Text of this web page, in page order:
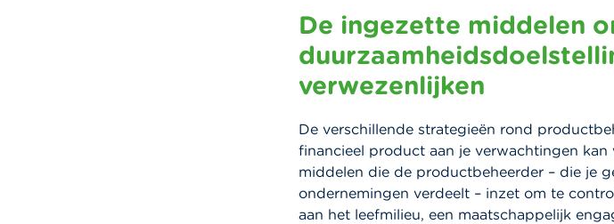
De ingezette middelen
verwezenlijken
De verschillende strategieën rond
financieel product aan je verwachtingen
middelen die de productbeheerder – die je
ondernemingen verdeelt – inzet om te
aan het leefmilieu, een maatschappelijk